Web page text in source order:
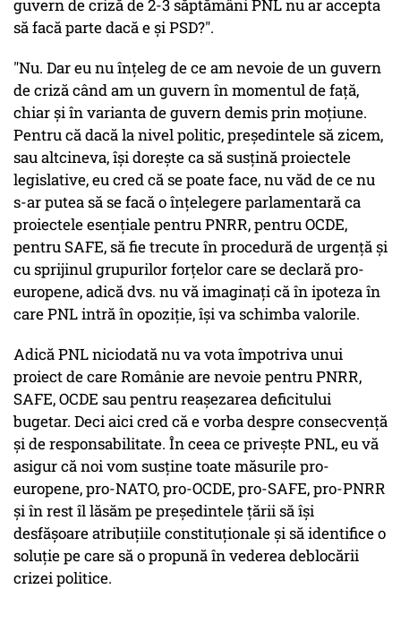
guvern de criză de 2-3 săptămâni PNL nu ar accepta
să facă parte dacă e și PSD?".
"Nu. Dar eu nu înțeleg de ce am nevoie de un guvern
de criză când am un guvern în momentul de față,
chiar și în varianta de guvern demis prin moțiune.
Pentru că dacă la nivel politic, președintele să zicem,
sau altcineva, își dorește ca să susțină proiectele
legislative, eu cred că se poate face, nu văd de ce nu
s-ar putea să se facă o înțelegere parlamentară ca
proiectele esențiale pentru PNRR, pentru OCDE,
pentru SAFE, să fie trecute în procedură de urgență și
cu sprijinul grupurilor forțelor care se declară pro-
europene, adică dvs. nu vă imaginați că în ipoteza în
care PNL intră în opoziție, își va schimba valorile.
Adică PNL niciodată nu va vota împotriva unui
proiect de care Românie are nevoie pentru PNRR,
SAFE, OCDE sau pentru reașezarea deficitului
bugetar. Deci aici cred că e vorba despre consecvență
și de responsabilitate. În ceea ce privește PNL, eu vă
asigur că noi vom susține toate măsurile pro-
europene, pro-NATO, pro-OCDE, pro-SAFE, pro-PNRR
și în rest îl lăsăm pe președintele țării să își
desfășoare atribuțiile constituționale și să identifice o
soluție pe care să o propună în vederea deblocării
crizei politice.